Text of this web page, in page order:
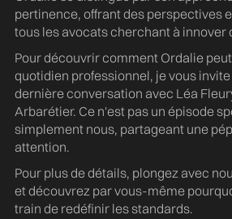
pertinence, offrant des perspectives
tous les avocats cherchant à innover
Pour découvrir comment Ordalie
quotidien professionnel, je vous
dernière conversation avec Léa
Arbarétier. Ce n'est pas un épisode
simplement nous, partageant une
attention.
Pour plus de détails, plongez avec
et découvrez par vous-même
train de redéfinir les standards.